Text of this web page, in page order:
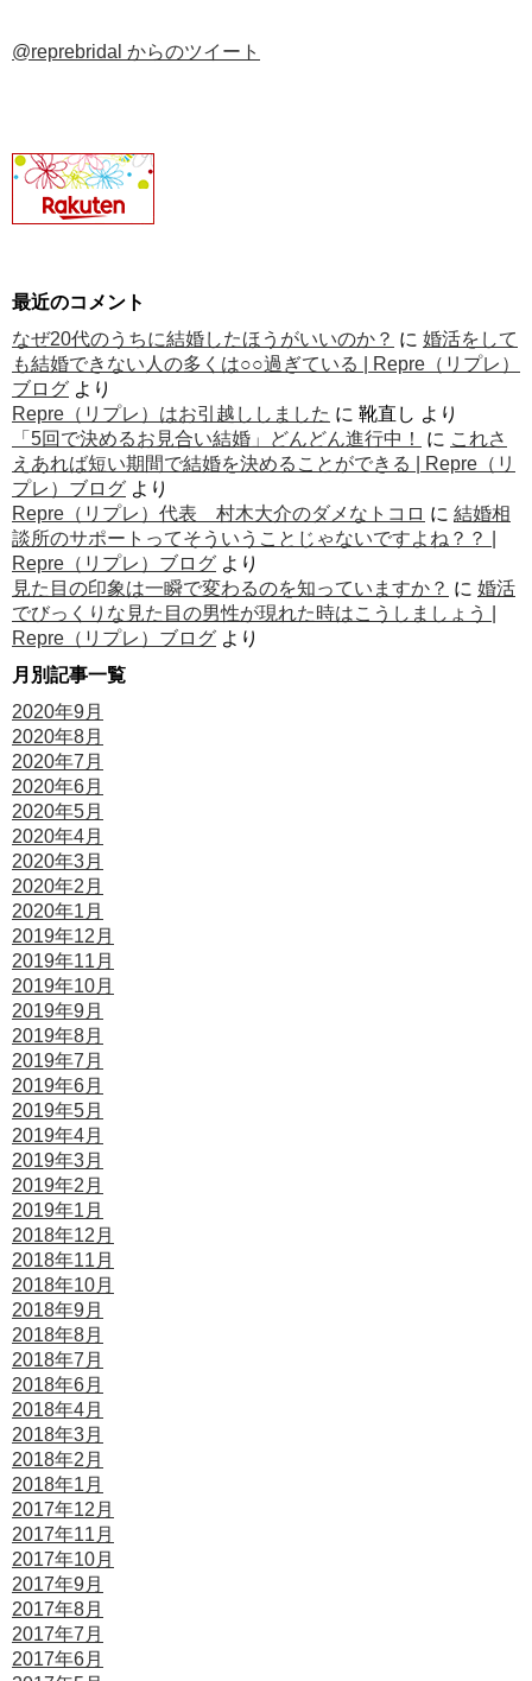
@reprebridal からのツイート
最近のコメント
なぜ20代のうちに結婚したほうがいいのか？ に 婚活をして
も結婚できない人の多くは○○過ぎている | Repre（リプレ）
ブログ より
Repre（リプレ）はお引越ししました に 靴直し より
「5回で決めるお見合い結婚」どんどん進行中！
に これさ
えあれば短い期間で結婚を決めることができる | Repre（リ
プレ）ブログ より
Repre（リプレ）代表 村木大介のダメなトコロ に 結婚相
談所のサポートってそういうことじゃないですよね？？ |
Repre（リプレ）ブログ より
見た目の印象は一瞬で変わるのを知っていますか？ に 婚活
でびっくりな見た目の男性が現れた時はこうしましょう |
Repre（リプレ）ブログ より
月別記事一覧
2020年9月
2020年8月
2020年7月
2020年6月
2020年5月
2020年4月
2020年3月
2020年2月
2020年1月
2019年12月
2019年11月
2019年10月
2019年9月
2019年8月
2019年7月
2019年6月
2019年5月
2019年4月
2019年3月
2019年2月
2019年1月
2018年12月
2018年11月
2018年10月
2018年9月
2018年8月
2018年7月
2018年6月
2018年4月
2018年3月
2018年2月
2018年1月
2017年12月
2017年11月
2017年10月
2017年9月
2017年8月
2017年7月
2017年6月